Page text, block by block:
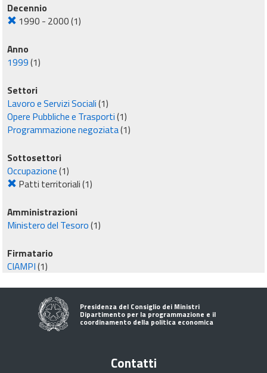
Decennio
1990 - 2000(1)
Anno
1999(1)
Settori
Lavoro e Servizi Sociali(1)
Opere Pubbliche e Trasporti(1)
Programmazione negoziata(1)
Sottosettori
Occupazione(1)
Patti territoriali(1)
Amministrazioni
Ministero del Tesoro(1)
Firmatario
CIAMPI(1)
Presidenza del Consiglio dei Ministri
Dipartimento per la programmazione e il
coordinamento della politica economica
Contatti